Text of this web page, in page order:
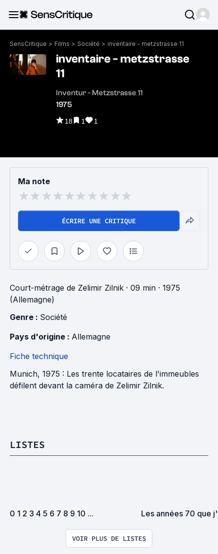
SensCritique > Films > Société > inventaire - metzstrasse 11
inventaire - metzstrasse
11
Inventur - Metzstrasse 11
1975
18 1 1
Ma note
ÉCRIRE UNE CRITIQUE
Court-métrage de Zelimir Zilnik · 09 min · 1975
(Allemagne)
Genre : Société
Pays d'origine : Allemagne
Fiche technique
Munich, 1975 : Les trente locataires de l'immeubles
défilent devant la caméra de Zelimir Zilnik.
LISTES
0 1 2 3 4 5 6 7 8 9 10 ... Les années 70 que
VOIR PLUS DE LISTES